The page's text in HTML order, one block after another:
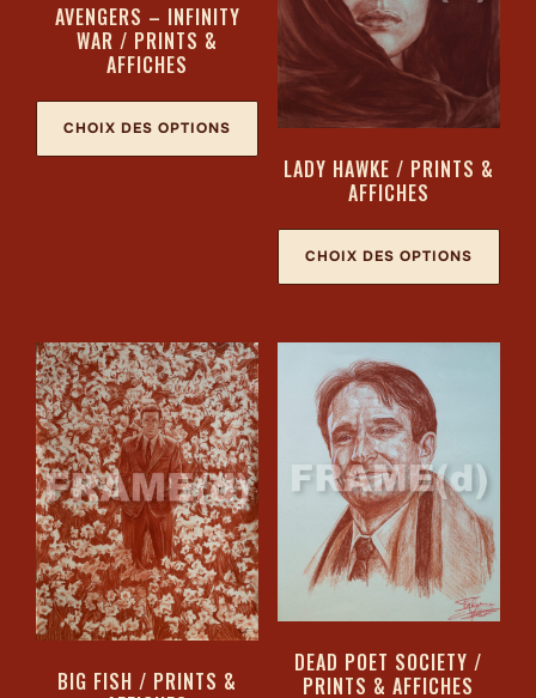
AVENGERS – INFINITY
WAR / PRINTS &
AFFICHES
CHOIX DES OPTIONS
LADY HAWKE / PRINTS &
AFFICHES
CHOIX DES OPTIONS
BIG FISH / PRINTS &
DEAD POET SOCIETY /
PRINTS & AFFICHES